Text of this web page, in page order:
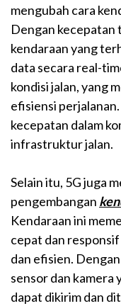
mengubah cara
Dengan kecepatan
kendaraan yang
data secara real-
kondisi jalan, yang
efisiensi
kecepatan dalam
infrastruktur jalan.
Selain itu, 5G juga
pengembangan
Kendaraan ini
cepat dan
dan efisien.
sensor dan kamera
dapat dikirim dan